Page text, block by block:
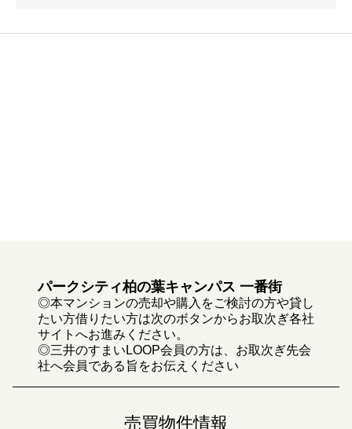
パークシティ柏の葉キャンパス 一番街
◎本マンションの売却や購入をご検討の方や貸し
たい方借りたい方は次のボタンからお取次ぎ各社
サイトへお進みください。
◎三井のすまいLOOP会員の方は、お取次ぎ先会
社へ会員である旨をお伝えください
売買物件情報